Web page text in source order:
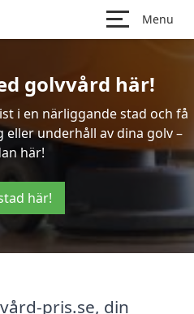
Menu
golvvård här!
i en närliggande stad och få
underhåll av dina golv –
här!
här!
pris.se, din